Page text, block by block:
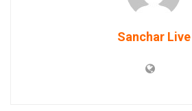
Sanchar Live